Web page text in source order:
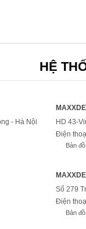
HỆ
- Hà Nội
HD 43-
Điện
Bản
Số 279
Điện
Bản